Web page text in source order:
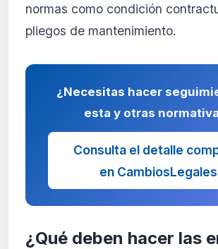
normas como condición
pliegos de mantenimiento.
¿Necesitas hacer
esta y otras
Consulta el detalle
en CambiosLegales
¿Qué deben hacer las